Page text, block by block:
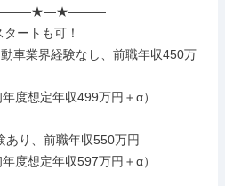
ートも可！
車業界経験なし、前職年収450万
度想定年収499万円＋α）
り、前職年収550万円
度想定年収597万円＋α）